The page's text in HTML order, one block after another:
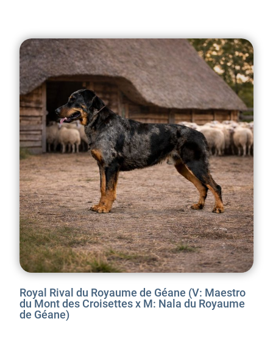
Royal Rival du Royaume de Géane (V: Maestro
du Mont des Croisettes x M: Nala du Royaume
de Géane)